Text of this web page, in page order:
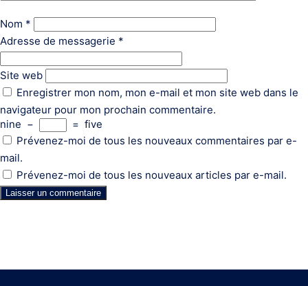
Nom *
Adresse de messagerie *
Site web
Enregistrer mon nom, mon e-mail et mon site web dans le
navigateur pour mon prochain commentaire.
nine − = five
Prévenez-moi de tous les nouveaux commentaires par e-
mail.
Prévenez-moi de tous les nouveaux articles par e-mail.